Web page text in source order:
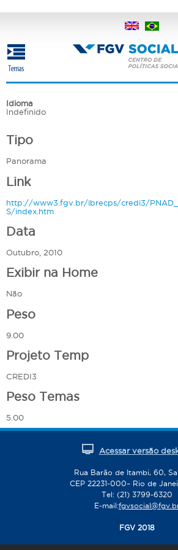
conteúdo
principal
Idioma
Indefinido
Tipo
Panorama
Link
http://www3.fgv.br/ibrecps/credi3/
S/index.htm
Data
Outubro, 2010
Exibir na Home
Não
Peso
9.00
Projeto Temp
CREDI3
Peso Temas
5.00
Acessar versão
Rua Barão de Itambi, 60,
CEP 22231-000– Rio de
Tel: (21) 3799-6320
E-mail:
FGV 2018